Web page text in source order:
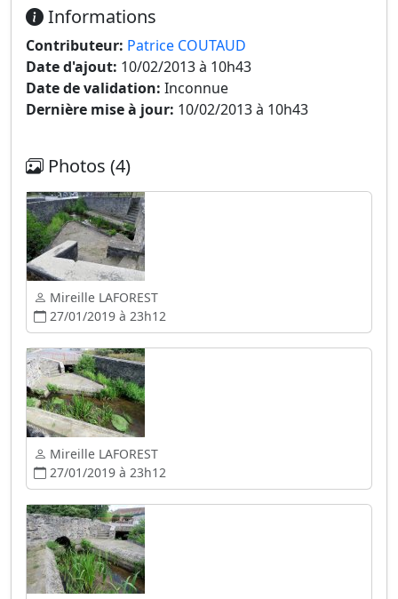
Informations
Contributeur: Patrice COUTAUD
Date d'ajout: 10/02/2013 à 10h43
Date de validation: Inconnue
Dernière mise à jour: 10/02/2013 à 10h43
Photos (4)
Mireille LAFOREST
27/01/2019 à 23h12
Mireille LAFOREST
27/01/2019 à 23h12